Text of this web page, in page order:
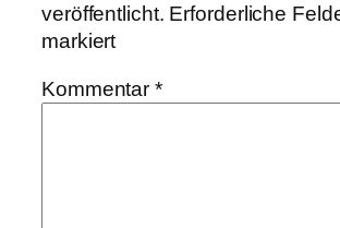
veröffentlicht. Erforderliche
markiert
Kommentar*